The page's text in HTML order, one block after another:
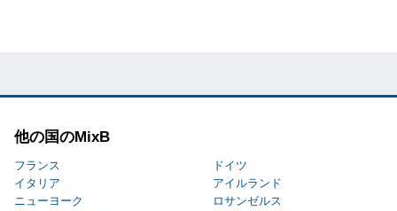
他の国のMixB
フランス
ドイツ
イタリア
アイルランド
ニューヨーク
ロサンゼルス